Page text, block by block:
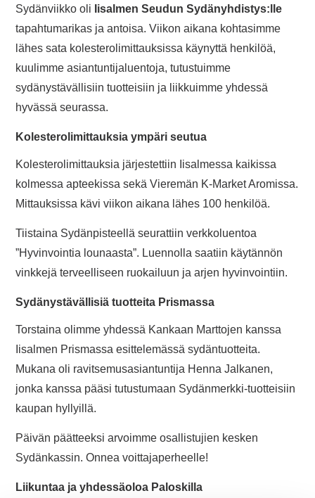
Sydänviikko oli Iisalmen Seudun Sydänyhdistys:lle
tapahtumarikas ja antoisa. Viikon aikana kohtasimme
lähes sata kolesterolimittauksissa käynyttä henkilöä,
kuulimme asiantuntijaluentoja, tutustuimme
sydänystävällisiin tuotteisiin ja liikkuimme yhdessä
hyvässä seurassa.
Kolesterolimittauksia ympäri seutua
Kolesterolimittauksia järjestettiin Iisalmessa kaikissa
kolmessa apteekissa sekä Vieremän K-Market Aromissa.
Mittauksissa kävi viikon aikana lähes 100 henkilöä.
Tiistaina Sydänpisteellä seurattiin verkkoluentoa
”Hyvinvointia lounaasta”. Luennolla saatiin käytännön
vinkkejä terveelliseen ruokailuun ja arjen hyvinvointiin.
Sydänystävällisiä tuotteita Prismassa
Torstaina olimme yhdessä Kankaan Marttojen kanssa
Iisalmen Prismassa esittelemässä sydäntuotteita.
Mukana oli ravitsemusasiantuntija Henna Jalkanen,
jonka kanssa pääsi tutustumaan Sydänmerkki-tuotteisiin
kaupan hyllyillä.
Päivän päätteeksi arvoimme osallistujien kesken
Sydänkassin. Onnea voittajaperheelle!
Liikuntaa ja yhdessäoloa Paloskilla